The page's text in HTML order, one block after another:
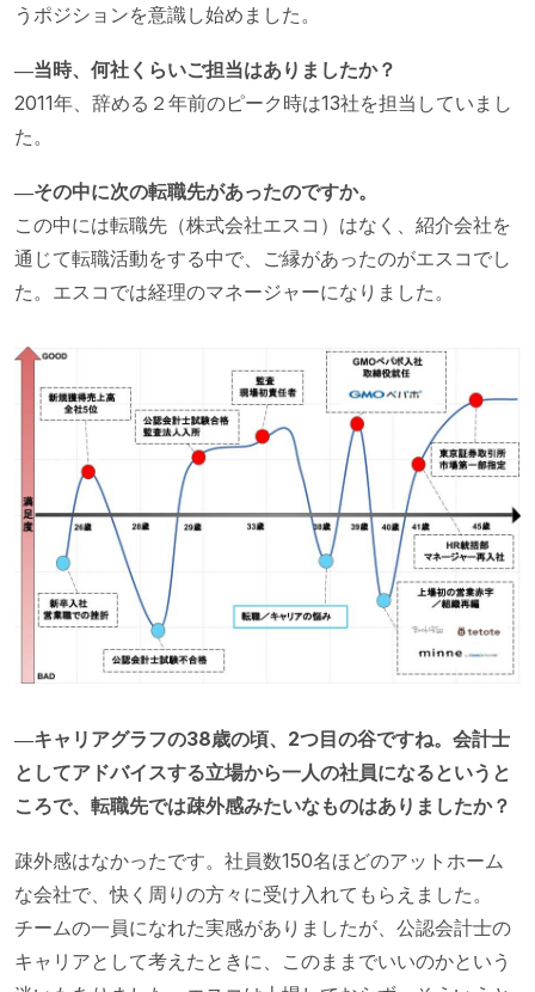
うポジションを意識し始めました。
―当時、何社くらいご担当はありましたか？
2011年、辞める２年前のピーク時は13社を担当していまし
た。
―その中に次の転職先があったのですか。
この中には転職先（株式会社エスコ）はなく、紹介会社を
通じて転職活動をする中で、ご縁があったのがエスコでし
た。エスコでは経理のマネージャーになりました。
―キャリアグラフの38歳の頃、2つ目の谷ですね。会計士
としてアドバイスする立場から一人の社員になるというと
ころで、転職先では疎外感みたいなものはありましたか？
疎外感はなかったです。社員数150名ほどのアットホーム
な会社で、快く周りの方々に受け入れてもらえました。
チームの一員になれた実感がありましたが、公認会計士の
キャリアとして考えたときに、このままでいいのかという